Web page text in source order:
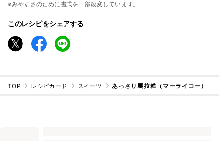
※みやすさのために書式を一部改変しています。
このレシピをシェアする
TOP レシピカード スイーツ あっさり馬拉糕（マーライコー）